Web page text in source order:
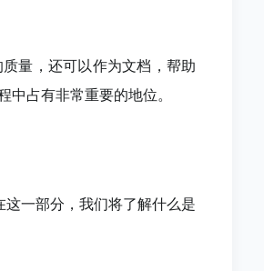
量，还可以作为文档，帮助
占有非常重要的地位。
一部分，我们将了解什么是